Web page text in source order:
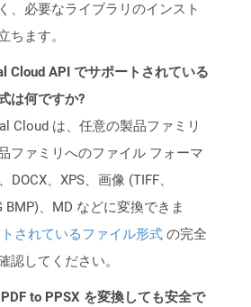
、必要なライブラリのインスト
ちます。
Cloud API でサポートされている
は何ですか?
Cloud は、任意の製品ファミリ
ファミリへのファイル フォーマ
DOCX、XPS、画像 (TIFF、
BMP)、MD などに変換できま
されているファイル形式 の完全
認してください。
to PPSX を変換しても安全で